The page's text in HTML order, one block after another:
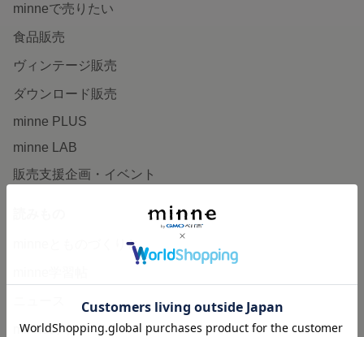
minneで売りたい
食品販売
ヴィンテージ販売
ダウンロード販売
minne PLUS
minne LAB
販売支援企画・イベント
minneとものづくりと
minneの本